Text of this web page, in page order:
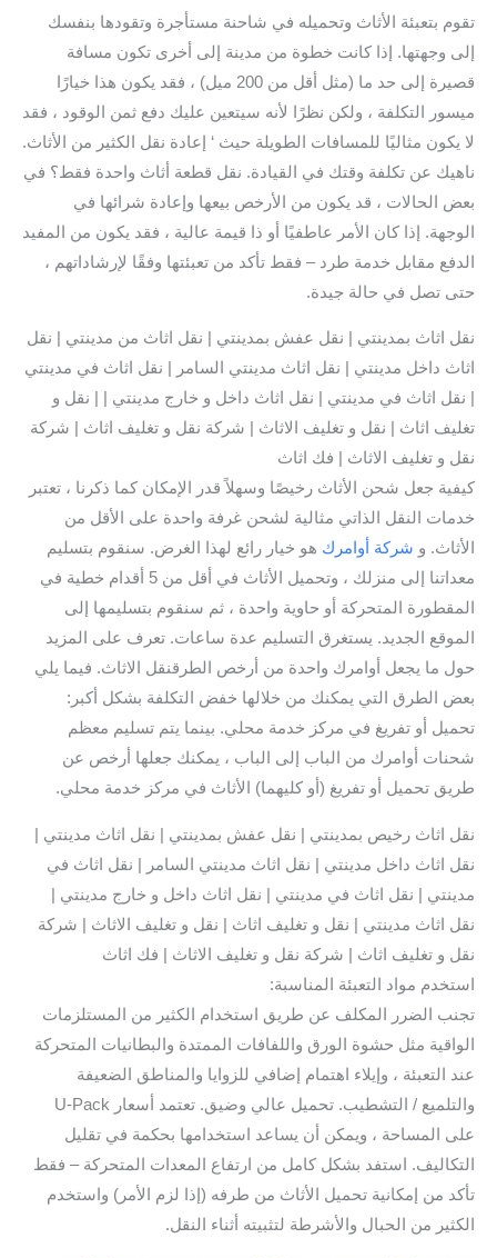
تقوم بتعبئة الأثاث وتحميله في شاحنة مستأجرة وتقودها بنفسك
إلى وجهتها. إذا كانت خطوة من مدينة إلى أخرى تكون مسافة
قصيرة إلى حد ما (مثل أقل من 200 ميل) ، فقد يكون هذا خيارًا
ميسور التكلفة ، ولكن نظرًا لأنه سيتعين عليك دفع ثمن الوقود ، فقد
لا يكون مثاليًا للمسافات الطويلة حيث ‘ إعادة نقل الكثير من الأثاث.
ناهيك عن تكلفة وقتك في القيادة. نقل قطعة أثاث واحدة فقط؟ في
بعض الحالات ، قد يكون من الأرخص بيعها وإعادة شرائها في
الوجهة. إذا كان الأمر عاطفيًا أو ذا قيمة عالية ، فقد يكون من المفيد
الدفع مقابل خدمة طرد – فقط تأكد من تعبئتها وفقًا لإرشاداتهم ،
حتى تصل في حالة جيدة.
نقل اثاث بمدينتي | نقل عفش بمدينتي | نقل اثاث من مدينتي | نقل
اثاث داخل مدينتي | نقل اثاث مدينتي السامر | نقل اثاث في مدينتي
| نقل اثاث في مدينتي | نقل اثاث داخل و خارج مدينتي | | نقل و
تغليف اثاث | نقل و تغليف الاثاث | شركة نقل و تغليف اثاث | شركة
نقل و تغليف الاثاث | فك اثاث
كيفية جعل شحن الأثاث رخيصًا وسهلاً قدر الإمكان كما ذكرنا ، تعتبر
خدمات النقل الذاتي مثالية لشحن غرفة واحدة على الأقل من
الأثاث. و شركة أوامرك هو خيار رائع لهذا الغرض. سنقوم بتسليم
معداتنا إلى منزلك ، وتحميل الأثاث في أقل من 5 أقدام خطية في
المقطورة المتحركة أو حاوية واحدة ، ثم سنقوم بتسليمها إلى
الموقع الجديد. يستغرق التسليم عدة ساعات. تعرف على المزيد
حول ما يجعل أوامرك واحدة من أرخص الطرقنقل الاثاث. فيما يلي
بعض الطرق التي يمكنك من خلالها خفض التكلفة بشكل أكبر:
تحميل أو تفريغ في مركز خدمة محلي. بينما يتم تسليم معظم
شحنات أوامرك من الباب إلى الباب ، يمكنك جعلها أرخص عن
طريق تحميل أو تفريغ (أو كليهما) الأثاث في مركز خدمة محلي.
نقل اثاث رخيص بمدينتي | نقل عفش بمدينتي | نقل اثاث مدينتي |
نقل اثاث داخل مدينتي | نقل اثاث مدينتي السامر | نقل اثاث في
مدينتي | نقل اثاث في مدينتي | نقل اثاث داخل و خارج مدينتي |
نقل اثاث مدينتي | نقل و تغليف اثاث | نقل و تغليف الاثاث | شركة
نقل و تغليف اثاث | شركة نقل و تغليف الاثاث | فك اثاث
استخدم مواد التعبئة المناسبة:
تجنب الضرر المكلف عن طريق استخدام الكثير من المستلزمات
الواقية مثل حشوة الورق واللفافات الممتدة والبطانيات المتحركة
عند التعبئة ، وإيلاء اهتمام إضافي للزوايا والمناطق الضعيفة
والتلميع / التشطيب. تحميل عالي وضيق. تعتمد أسعار U-Pack
على المساحة ، ويمكن أن يساعد استخدامها بحكمة في تقليل
التكاليف. استفد بشكل كامل من ارتفاع المعدات المتحركة – فقط
تأكد من إمكانية تحميل الأثاث من طرفه (إذا لزم الأمر) واستخدم
الكثير من الحبال والأشرطة لتثبيته أثناء النقل.